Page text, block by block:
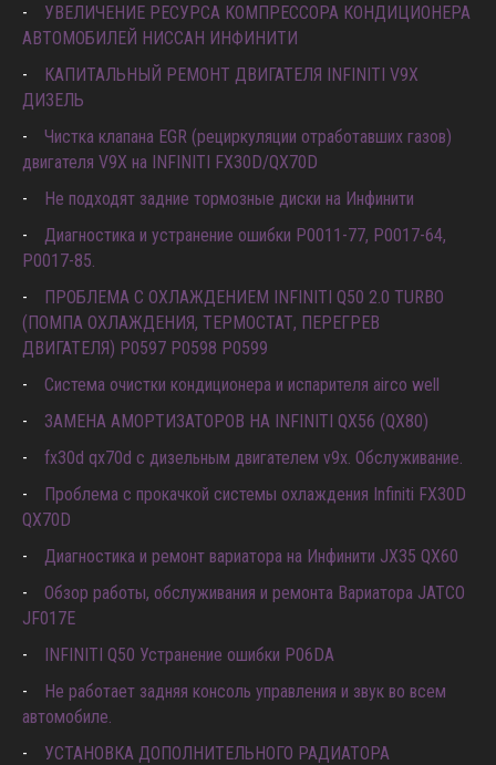
УВЕЛИЧЕНИЕ РЕСУРСА КОМПРЕССОРА КОНДИЦИОНЕРА
АВТОМОБИЛЕЙ НИССАН ИНФИНИТИ
КАПИТАЛЬНЫЙ РЕМОНТ ДВИГАТЕЛЯ INFINITI V9X
ДИЗЕЛЬ
Чистка клапана EGR (рециркуляции отработавших газов)
двигателя V9X на INFINITI FX30D/QX70D
Не подходят задние тормозные диски на Инфинити
Диагностика и устранение ошибки Р0011-77, P0017-64,
P0017-85.
ПРОБЛЕМА С ОХЛАЖДЕНИЕМ INFINITI Q50 2.0 TURBO
(ПОМПА ОХЛАЖДЕНИЯ, ТЕРМОСТАТ, ПЕРЕГРЕВ
ДВИГАТЕЛЯ) P0597 P0598 P0599
Система очистки кондиционера и испарителя airco well
ЗАМЕНА АМОРТИЗАТОРОВ НА INFINITI QX56 (QX80)
fx30d qx70d с дизельным двигателем v9x. Обслуживание.
Проблема с прокачкой системы охлаждения Infiniti FX30D
QX70D
Диагностика и ремонт вариатора на Инфинити JX35 QX60
Обзор работы, обслуживания и ремонта Вариатора JATCO
JF017E
INFINITI Q50 Устранение ошибки P06DA
Не работает задняя консоль управления и звук во всем
автомобиле.
УСТАНОВКА ДОПОЛНИТЕЛЬНОГО РАДИАТОРА